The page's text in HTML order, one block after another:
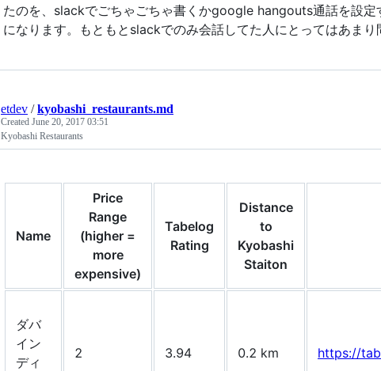
たのを、slackでごちゃごちゃ書くかgoogle hangouts通話を設
になります。もともとslackでのみ会話してた人にとってはあまり
etdev /kyobashi_restaurants.md
Created June 20, 2017 03:51
Kyobashi Restaurants
Name
Price
Range
(higher =
more
expensive)
Tabelog
Rating
Distance
to
Kyobashi
Staiton
ダバ
イン
ディ
2 3.94 0.2 km https://